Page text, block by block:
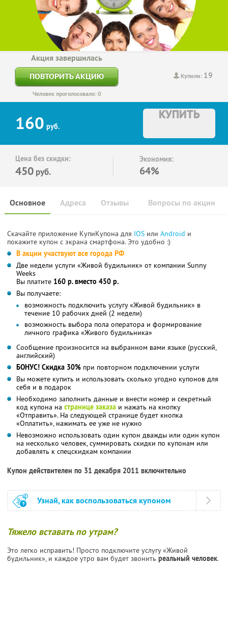
Купили: 19
Акция завершилась
ПОВТОРИТЬ АКЦИЮ
Человек проголосовало: 0
160 руб.
КУПИТЬ
Цена без скидки:
450 руб.
Экономия:
64%
Основное Отзывы Вопросы по акции
Адреса
Скачайте приложение КупиКупона для IOS или Android и
покажите купон с экрана смартфона. Это удобно :)
В акции участвуют все города РФ
Две недели услуги «Живой будильник» от компании Sunny
Weeks
Вы платите 160 р. вместо 450 р.
Вы получаете:
возможность подключить услугу «Живой будильник» в
течение 10 рабочих дней (2 недели)
возможность выбора пола оператора и формирование
личного графика «Живого будильника»
Сообщение произносится на выбранном вами языке (русский,
английский)
БОНУС! Скидка 30% при повторном подключении услуги
Вы можете купить и использовать сколько угодно купонов для
себя и в подарок
Необходимо заполнить данные и внести номер и секретный
код купона на странице заказа и нажать на кнопку
«Отправить». На следующей странице будет кнопка
«Оплатить», нажимать ее уже не нужно
Невозможно использовать один купон дважды или один купон
на несколько человек, суммировать скидки по купонам или
добавлять к спецскидкам компании
Купон действителен по 31 декабря 2011 включительно
Узнай, как воспользоваться купоном
Тяжело вставать по утрам?
Это легко исправить! Просто подключите услугу «Живой
будильник», и каждое утро вам будет звонить реальный человек.